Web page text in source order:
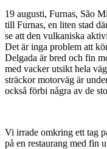
Salto
do
Prego
och
Furnas
19 augusti, Furnas, São
till Furnas, en liten stad
se att den vulkaniska
Det är inga problem att
Delgada är bred och fin
med vacker utsikt hela
sträckor motorväg är
också förbi några av de
Vi irrade omkring ett tag
på en restaurang med fin